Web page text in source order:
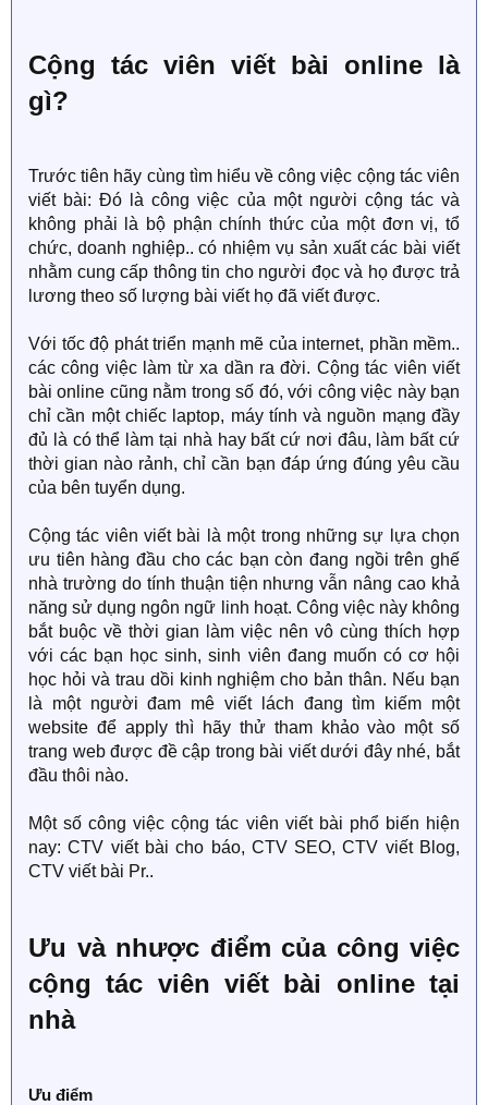
Cộng tác viên viết bài online là
gì?
Trước tiên hãy cùng tìm hiểu về công việc cộng tác viên
viết bài: Đó là công việc của một người cộng tác và
không phải là bộ phận chính thức của một đơn vị, tổ
chức, doanh nghiệp.. có nhiệm vụ sản xuất các bài viết
nhằm cung cấp thông tin cho người đọc và họ được trả
lương theo số lượng bài viết họ đã viết được.
Với tốc độ phát triển mạnh mẽ của internet, phần mềm..
các công việc làm từ xa dần ra đời. Cộng tác viên viết
bài online cũng nằm trong số đó, với công việc này bạn
chỉ cần một chiếc laptop, máy tính và nguồn mạng đầy
đủ là có thể làm tại nhà hay bất cứ nơi đâu, làm bất cứ
thời gian nào rảnh, chỉ cần bạn đáp ứng đúng yêu cầu
của bên tuyển dụng.
Cộng tác viên viết bài là một trong những sự lựa chọn
ưu tiên hàng đầu cho các bạn còn đang ngồi trên ghế
nhà trường do tính thuận tiện nhưng vẫn nâng cao khả
năng sử dụng ngôn ngữ linh hoạt. Công việc này không
bắt buộc về thời gian làm việc nên vô cùng thích hợp
với các bạn học sinh, sinh viên đang muốn có cơ hội
học hỏi và trau dồi kinh nghiệm cho bản thân. Nếu bạn
là một người đam mê viết lách đang tìm kiếm một
website để apply thì hãy thử tham khảo vào một số
trang web được đề cập trong bài viết dưới đây nhé, bắt
đầu thôi nào.
Một số công việc cộng tác viên viết bài phổ biến hiện
nay: CTV viết bài cho báo, CTV SEO, CTV viết Blog,
CTV viết bài Pr..
Ưu và nhược điểm của công việc
cộng tác viên viết bài online tại
nhà
Ưu điểm